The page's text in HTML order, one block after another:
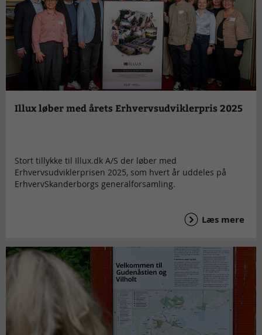
Illux løber med årets Erhvervsudviklerpris 2025
Stort tillykke til Illux.dk A/S der løber med
Erhvervsudviklerprisen 2025, som hvert år uddeles på
ErhvervSkanderborgs generalforsamling.
Læs mere